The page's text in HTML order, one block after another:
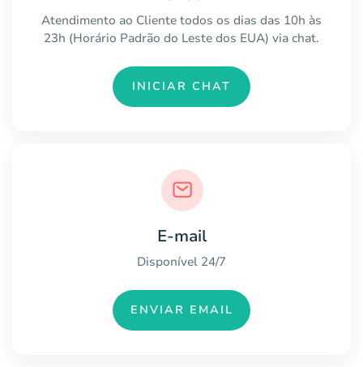
Atendimento ao Cliente todos os dias das 10h às
23h (Horário Padrão do Leste dos EUA) via chat.
INICIAR CHAT
E-mail
Disponível 24/7
ENVIAR EMAIL